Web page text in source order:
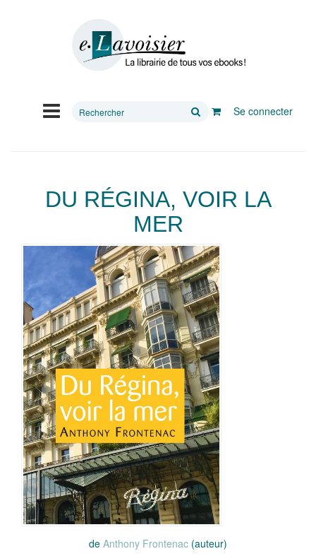
Rechercher
Se connecter
DU RÉGINA, VOIR LA
MER
de Anthony Frontenac (auteur)